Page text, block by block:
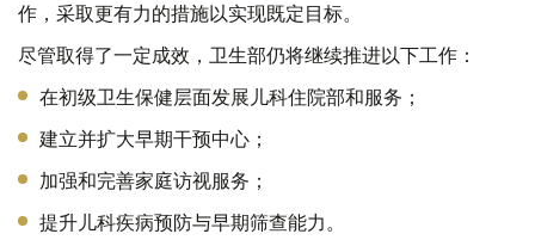
作，采取更有力的措施以实现既定目标。
尽管取得了一定成效，卫生部仍将继续推进以下工作：
在初级卫生保健层面发展儿科住院部和服务；
建立并扩大早期干预中心；
加强和完善家庭访视服务；
提升儿科疾病预防与早期筛查能力。